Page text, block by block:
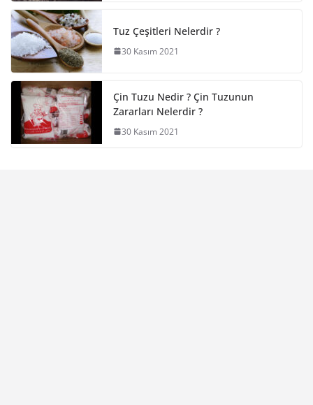
Tuz Çeşitleri Nelerdir ?
30 Kasım 2021
Çin Tuzu Nedir ? Çin Tuzunun
Zararları Nelerdir ?
30 Kasım 2021